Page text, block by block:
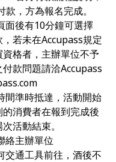
，方為報名完成。
面後有10分鐘可選擇
若未在Accupass規定
格者，主辦單位不予
款問題請洽Accupass
間準時抵達，活動開始
消費者在報到完成後
活動結束。
絡主辦單位
交通工具前往，酒後不